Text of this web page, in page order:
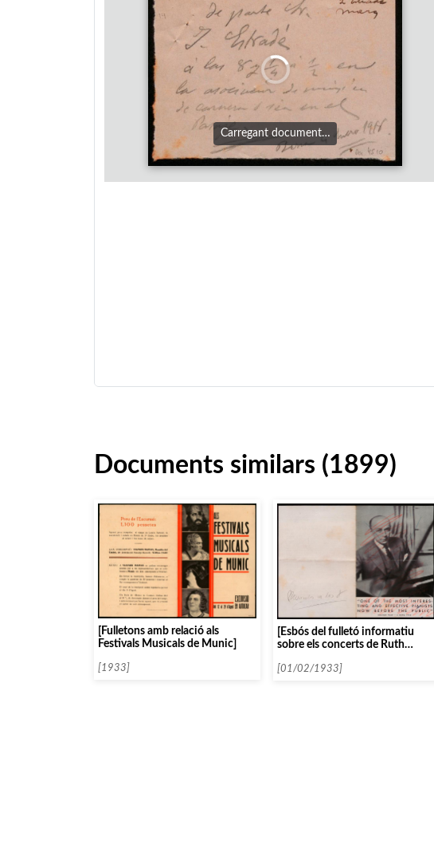
Carregant document…
Documents similars (1899)
[Fulletons amb relació als
Festivals Musicals de Munic]
[1933]
[Esbós del fulletó informatiu
sobre els concerts de Ruth
Música da Càmera]
[01/02/1933]